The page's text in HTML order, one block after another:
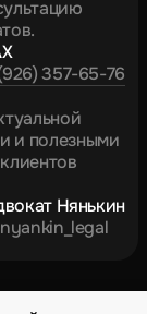
357-65-76
и полезными
Нянькин